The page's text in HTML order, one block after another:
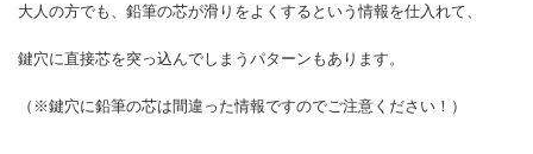
大人の方でも、鉛筆の芯が滑りをよくするという情報を仕入れて、
鍵穴に直接芯を突っ込んでしまうパターンもあります。
（※鍵穴に鉛筆の芯は間違った情報ですのでご注意ください！）